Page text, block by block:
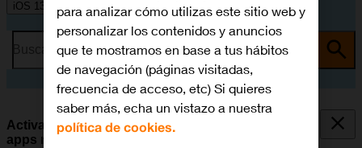
iOS 13.1
Busca por problema o tema
Activar o desactivar la eliminación automática de
apps no utilizadas
para analizar cómo utilizas este sitio web y
personalizar los contenidos y anuncios
que te mostramos en base a tus hábitos
de navegación (páginas visitadas,
frecuencia de acceso, etc) Si quieres
saber más, echa un vistazo a nuestra
política de cookies.